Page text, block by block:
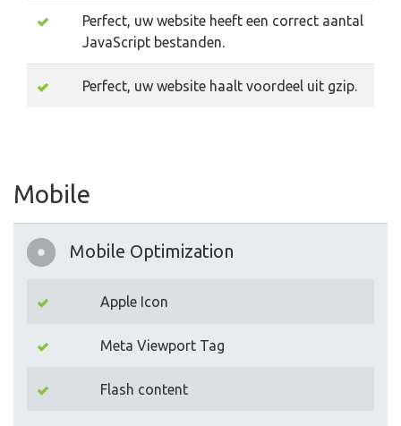
Perfect, uw website heeft een correct aantal
JavaScript bestanden.
Perfect, uw website haalt voordeel uit gzip.
Mobile
Mobile Optimization
Apple Icon
Meta Viewport Tag
Flash content